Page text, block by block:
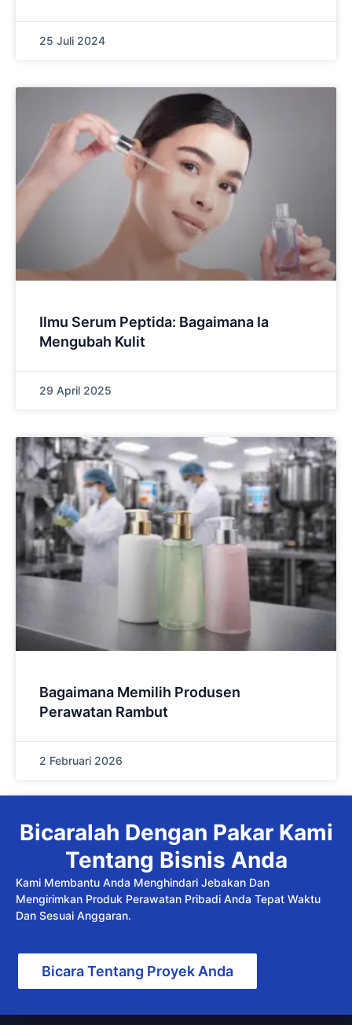
25 Juli 2024
Ilmu Serum Peptida: Bagaimana Ia
Mengubah Kulit
29 April 2025
Bagaimana Memilih Produsen
Perawatan Rambut
2 Februari 2026
Bicaralah Dengan Pakar Kami
Tentang Bisnis Anda
Kami Membantu Anda Menghindari Jebakan Dan
Mengirimkan Produk Perawatan Pribadi Anda Tepat Waktu
Dan Sesuai Anggaran.
Bicara Tentang Proyek Anda